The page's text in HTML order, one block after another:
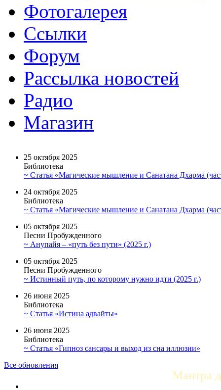
Фотогалерея
Ссылки
Форум
Рассылка новостей
Радио
Магазин
25 октября 2025
Библиотека
~ Статья «Магические мышление и Санатана Дхарма
24 октября 2025
Библиотека
~ Статья «Магические мышление и Санатана Дхарма
05 октября 2025
Песни Пробужденного
~ Анупайя – «путь без пути» (2025 г.)
05 октября 2025
Песни Пробужденного
~ Истинный путь, по которому нужно идти (2025 г.)
26 июня 2025
Библиотека
~ Статья «Истина адвайты»
26 июня 2025
Библиотека
~ Статья «Гипноз сансары и выход из сна иллюзии»
Все обновления
Мантра